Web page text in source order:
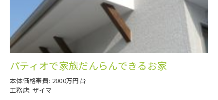
パティオで家族だんらんできるお家
本体価格帯費: 2000万円台
工務店: ザイマ